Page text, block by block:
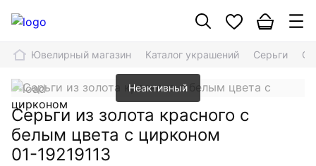
Ювелирный магазин Каталог украшений Серьги
Неактивный
Серьги из золота красного с
белым цвета с цирконом
01-19219113